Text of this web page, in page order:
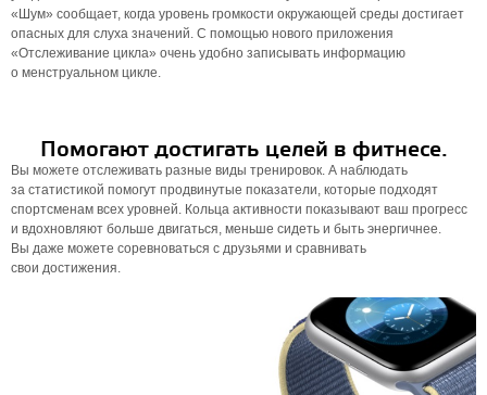
«Шум» сообщает, когда уровень громкости окружающей среды достигает
опасных для слуха значений. С помощью нового приложения
«Отслеживание цикла» очень удобно записывать информацию
о менструальном цикле.
Помогают достигать целей в фитнесе.
Вы можете отслеживать разные виды тренировок. А наблюдать
за статистикой помогут продвинутые показатели, которые подходят
спортсменам всех уровней. Кольца активности показывают ваш прогресс
и вдохновляют больше двигаться, меньше сидеть и быть энергичнее.
Вы даже можете соревноваться с друзьями и сравнивать
свои достижения.